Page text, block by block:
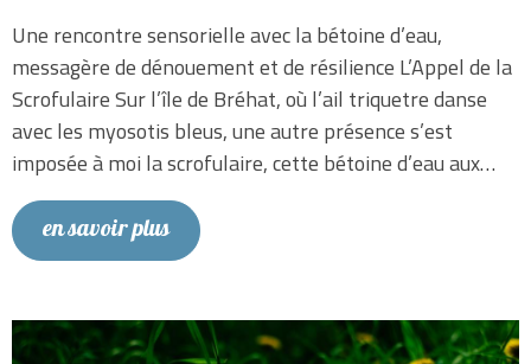
Une rencontre sensorielle avec la bétoine d’eau,
messagère de dénouement et de résilience L’Appel de la
Scrofulaire Sur l’île de Bréhat, où l’ail triquetre danse
avec les myosotis bleus, une autre présence s’est
imposée à moi la scrofulaire, cette bétoine d’eau aux…
en savoir plus